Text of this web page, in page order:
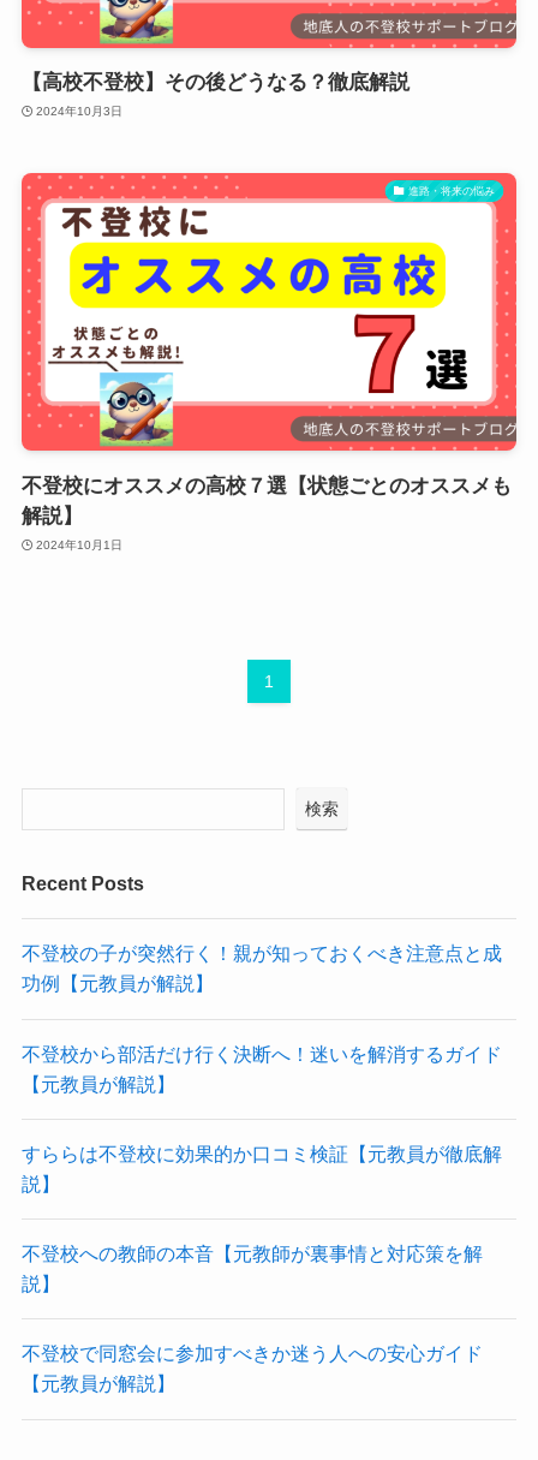
【高校不登校】その後どうなる？徹底解説
2024年10月3日
進路・将来の悩み
不登校にオススメの高校７選【状態ごとのオススメも
解説】
2024年10月1日
1
検索
Recent Posts
不登校の子が突然行く！親が知っておくべき注意点と成
功例【元教員が解説】
不登校から部活だけ行く決断へ！迷いを解消するガイド
【元教員が解説】
すららは不登校に効果的か口コミ検証【元教員が徹底解
説】
不登校への教師の本音【元教師が裏事情と対応策を解
説】
不登校で同窓会に参加すべきか迷う人への安心ガイド
【元教員が解説】